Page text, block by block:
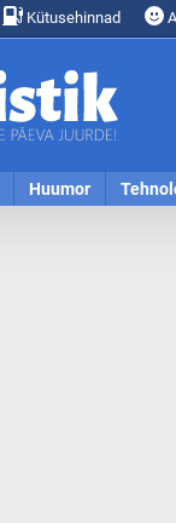
Kütusehinnad
Huumor